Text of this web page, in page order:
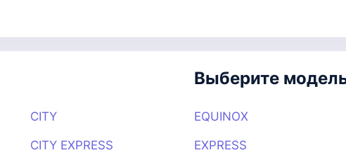
Выберите
CITY
CITY EXPRESS
EQUINOX
EXPRESS